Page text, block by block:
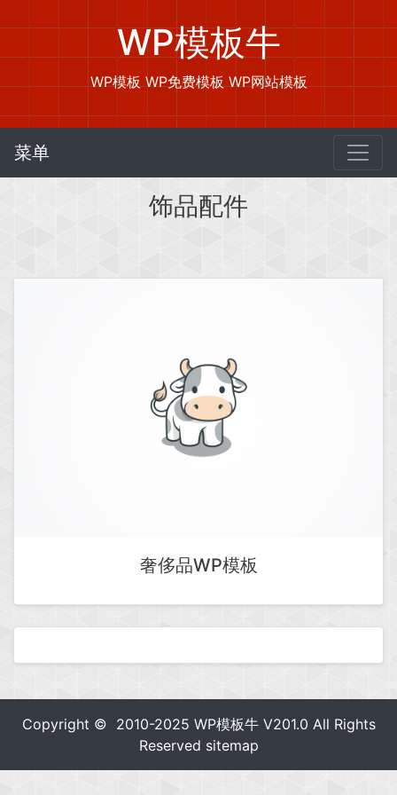
WP模板牛
WP模板 WP免费模板 WP网站模板
菜单
饰品配件
奢侈品WP模板
Copyright © 2010-2025 WP模板牛V201.0 All Rights
Reserved sitemap